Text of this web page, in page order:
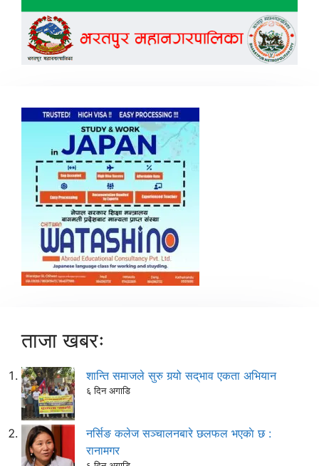
ताजा खबरः
शान्ति समाजले सुरु गर्‍यो सद्‌भाव एकता अभियान
६ दिन अगाडि
नर्सिङ कलेज सञ्चालनबारे छलफल भएकाे छ :
रानामगर